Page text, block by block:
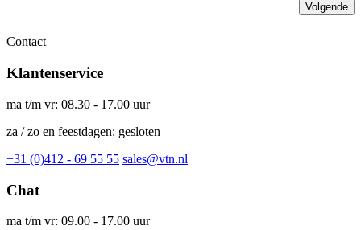
Volgende
Contact
Klantenservice
ma t/m vr: 08.30 - 17.00 uur
za / zo en feestdagen: gesloten
+31 (0)412 - 69 55 55 sales@vtn.nl
Chat
ma t/m vr: 09.00 - 17.00 uur